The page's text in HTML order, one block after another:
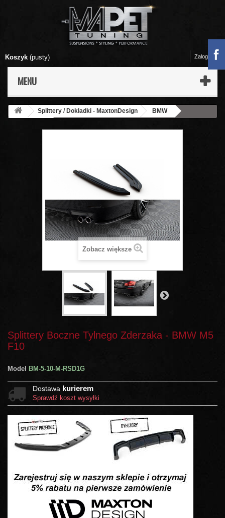
Koszyk (pusty)
MENU
Zaloguj się
Splittery / Dokładki - MaxtonDesign
BMW
Zobacz większe
Splittery Boczne Tylnego Zderzaka - BMW M5
F10
Model BM-5-10-M-RSD1G
Dostawa kurierem
Sprawdź koszt wysyłki